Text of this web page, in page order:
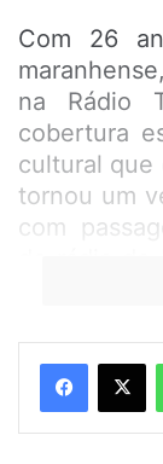
Com 26
na Rádio
cobertura
cultural que
tornou um
com
Rádio
Sua forte
origem